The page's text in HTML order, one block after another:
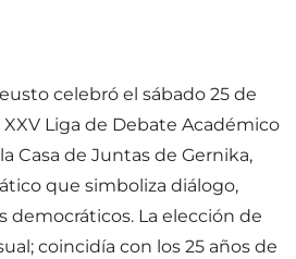
celebró el sábado 25 de
Liga de Debate Académico
Casa de Juntas de Gernika,
que simboliza diálogo,
democráticos. La elección de
coincidía con los 25 años de